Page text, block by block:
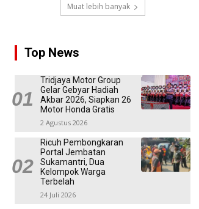
Muat lebih banyak
Top News
Tridjaya Motor Group
Gelar Gebyar Hadiah
Akbar 2026, Siapkan 26
Motor Honda Gratis
2 Agustus 2026
Ricuh Pembongkaran
Portal Jembatan
Sukamantri, Dua
Kelompok Warga
Terbelah
24 Juli 2026